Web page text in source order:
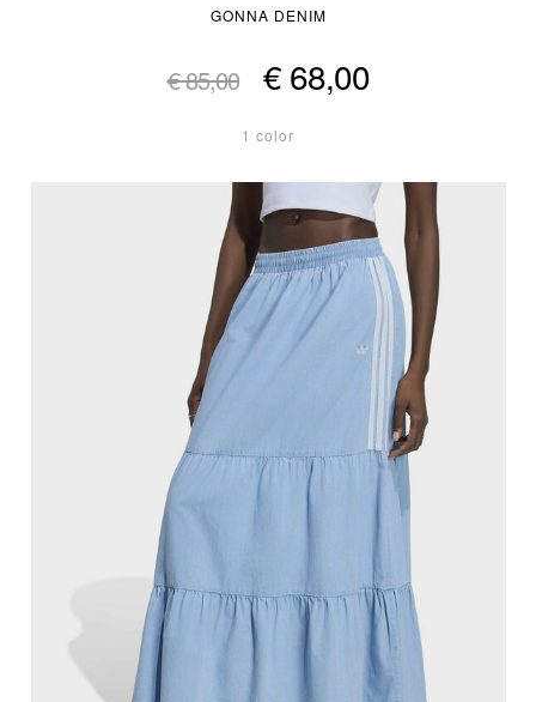
GONNA DENIM
€ 85,00 € 68,00
1 color